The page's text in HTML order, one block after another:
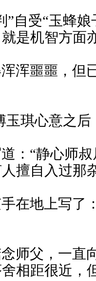
自受“玉蜂
是机智方面
浑噩噩，但
琪心意之后
：“静心师
擅自入过那
在地上写了
师父，一直
相距很近，